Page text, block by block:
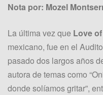
Nota por: Mozel
La última vez que Love
mexicano, fue en el
pasado dos largos años
autora de temas como
donde solíamos gritar”,